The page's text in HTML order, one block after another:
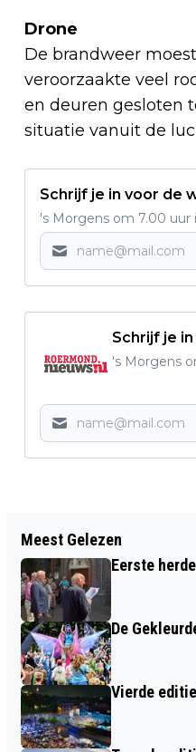
Drone
De brandweer
veroorzaakte veel
en deuren gesloten
situatie vanuit de
Schrijf je in voor de
's Morgens om 7.00 uur
Schrijf je
's Morgens
OOK
VANWEGE
Meest Gelezen
Eerste
De
Vierde